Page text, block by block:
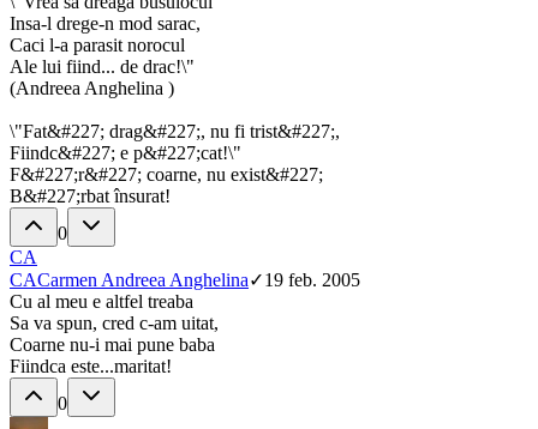
Insa-l drege-n mod sarac,
Caci l-a parasit norocul
Ale lui fiind... de drac!\"
(Andreea Anghelina )
\"Fat&#227; drag&#227;, nu fi trist&#227;,
Fiindc&#227; e p&#227;cat!\"
F&#227;r&#227; coarne, nu exist&#227;
B&#227;rbat însurat!
0
CA
CACarmen Andreea Anghelina✓19 feb. 2005
Cu al meu e altfel treaba
Sa va spun, cred c-am uitat,
Coarne nu-i mai pune baba
Fiindca este...maritat!
0